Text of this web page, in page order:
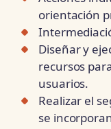
orientación
Diseñar y
recursos
usuarios.
Realizar el
se